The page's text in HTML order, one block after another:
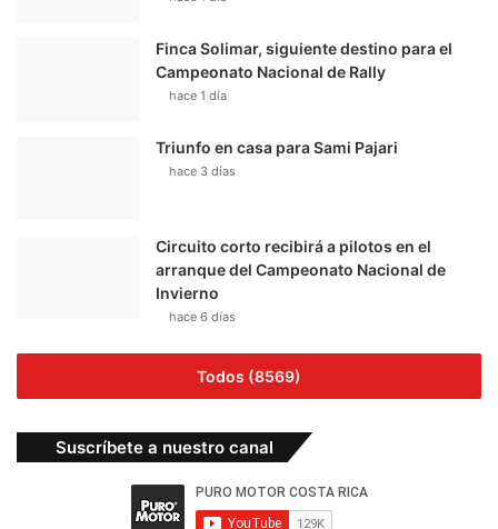
Finca Solimar, siguiente destino para el
Campeonato Nacional de Rally
hace 1 día
Triunfo en casa para Sami Pajari
hace 3 días
Circuito corto recibirá a pilotos en el
arranque del Campeonato Nacional de
Invierno
hace 6 días
Todos (8569)
Suscríbete a nuestro canal